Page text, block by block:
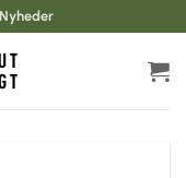
Nyheder